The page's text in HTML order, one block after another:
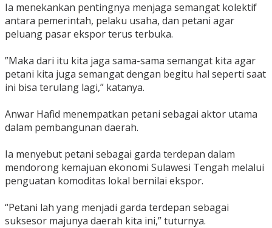
‎Ia menekankan pentingnya menjaga semangat kolektif
antara pemerintah, pelaku usaha, dan petani agar
peluang pasar ekspor terus terbuka.
‎”Maka dari itu kita jaga sama-sama semangat kita agar
petani kita juga semangat dengan begitu hal seperti saat
ini bisa terulang lagi,” katanya.
‎Anwar Hafid menempatkan petani sebagai aktor utama
dalam pembangunan daerah.
‎Ia menyebut petani sebagai garda terdepan dalam
mendorong kemajuan ekonomi Sulawesi Tengah melalui
penguatan komoditas lokal bernilai ekspor.
‎“Petani lah yang menjadi garda terdepan sebagai
suksesor majunya daerah kita ini,” tuturnya.